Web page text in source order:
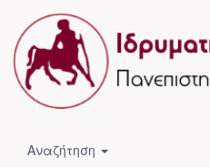
Αναζήτηση